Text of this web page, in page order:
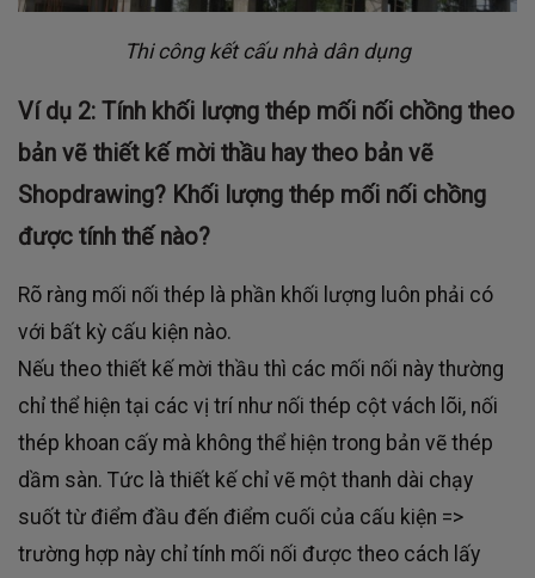
Thi công kết cấu nhà dân dụng
Ví dụ 2: Tính khối lượng thép mối nối chồng theo
bản vẽ thiết kế mời thầu hay theo bản vẽ
Shopdrawing? Khối lượng thép mối nối chồng
được tính thế nào?
Rõ ràng mối nối thép là phần khối lượng luôn phải có
với bất kỳ cấu kiện nào.
Nếu theo thiết kế mời thầu thì các mối nối này thường
chỉ thể hiện tại các vị trí như nối thép cột vách lõi, nối
thép khoan cấy mà không thể hiện trong bản vẽ thép
dầm sàn. Tức là thiết kế chỉ vẽ một thanh dài chạy
suốt từ điểm đầu đến điểm cuối của cấu kiện =>
trường hợp này chỉ tính mối nối được theo cách lấy